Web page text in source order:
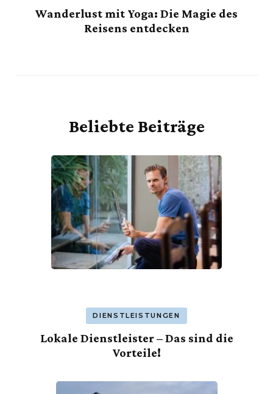
Wanderlust mit Yoga: Die Magie des
Reisens entdecken
Beliebte Beiträge
DIENSTLEISTUNGEN
Lokale Dienstleister – Das sind die
Vorteile!